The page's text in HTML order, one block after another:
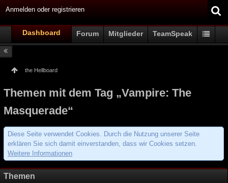
Anmelden oder registrieren
Dashboard Forum Mitglieder TeamSpeak
the Hellboard
Themen mit dem Tag „Vampire: The
Masquerade“
Diese Seite verwendet Cookies. Durch die Nutzung unserer Seite
erklären Sie sich damit einverstanden, dass wir Cookies setzen.
Weitere Informationen
Themen